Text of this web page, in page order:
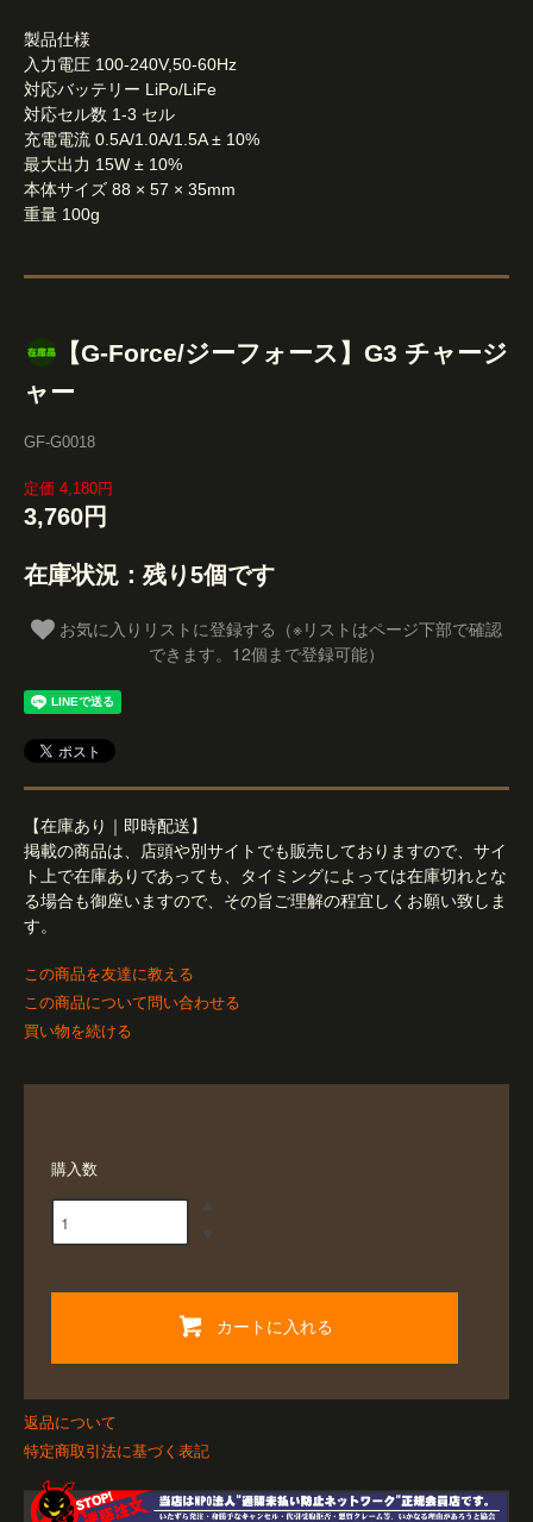
製品仕様
入力電圧 100-240V,50-60Hz
対応バッテリー LiPo/LiFe
対応セル数 1-3 セル
充電電流 0.5A/1.0A/1.5A ± 10%
最大出力 15W ± 10%
本体サイズ 88 × 57 × 35mm
重量 100g
【G-Force/ジーフォース】G3 チャージ
ャー
GF-G0018
定価 4,180円
3,760円
在庫状況：残り5個です
できます。12個まで登録可能）
【在庫あり｜即時配送】
掲載の商品は、店頭や別サイトでも販売しておりますので、サイ
ト上で在庫ありであっても、タイミングによっては在庫切れとな
る場合も御座いますので、その旨ご理解の程宜しくお願い致しま
す。
この商品を友達に教える
この商品について問い合わせる
買い物を続ける
購入数
カートに入れる
返品について
特定商取引法に基づく表記